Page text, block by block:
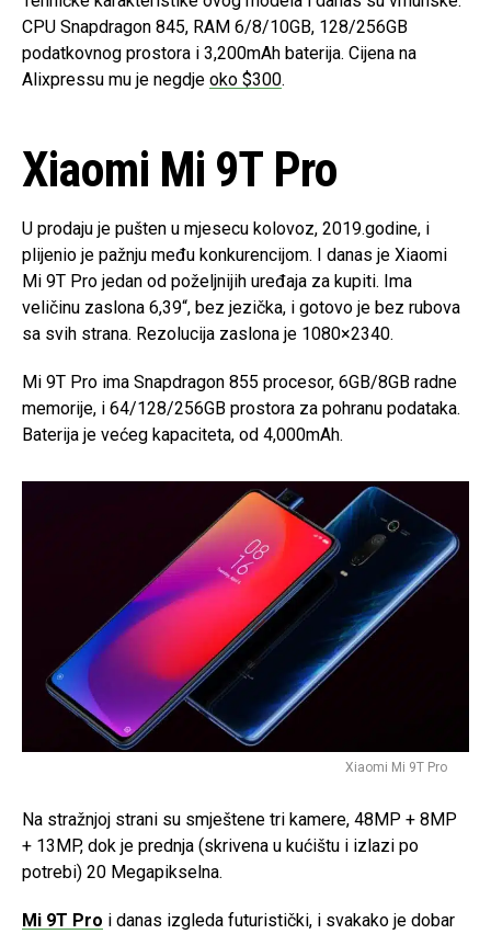
CPU Snapdragon 845, RAM 6/8/10GB, 128/256GB
podatkovnog prostora i 3,200mAh baterija. Cijena na
Alixpressu mu je negdje oko $300.
Xiaomi Mi 9T Pro
U prodaju je pušten u mjesecu kolovoz, 2019.godine, i
plijenio je pažnju među konkurencijom. I danas je Xiaomi
Mi 9T Pro jedan od poželjnijih uređaja za kupiti. Ima
veličinu zaslona 6,39“, bez jezička, i gotovo je bez rubova
sa svih strana. Rezolucija zaslona je 1080×2340.
Mi 9T Pro ima Snapdragon 855 procesor, 6GB/8GB radne
memorije, i 64/128/256GB prostora za pohranu podataka.
Baterija je većeg kapaciteta, od 4,000mAh.
Xiaomi Mi 9T Pro
Na stražnjoj strani su smještene tri kamere, 48MP + 8MP
+ 13MP, dok je prednja (skrivena u kućištu i izlazi po
potrebi) 20 Megapikselna.
Mi 9T Pro i danas izgleda futuristički, i svakako je dobar